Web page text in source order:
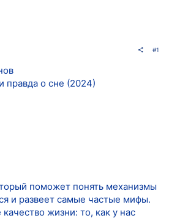
#1
правда о сне (2024)
поможет понять механизмы
и развеет самые частые мифы.
жизни: то, как у нас